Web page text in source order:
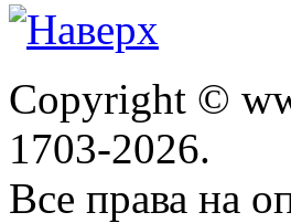
Copyright ©
1703-2026.
Все права на